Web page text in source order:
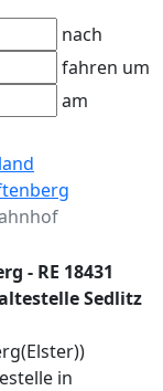
nach
fahren um
am
- RE 18431
Sedlitz
in